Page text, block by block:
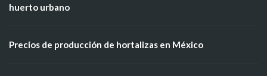
huerto urbano
Precios de producción de hortalizas en México